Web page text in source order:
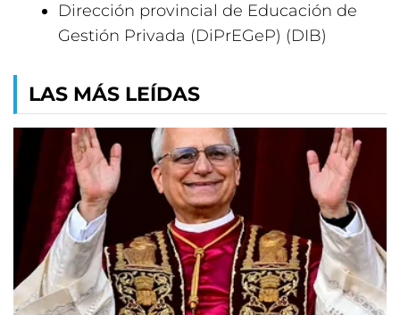
Dirección provincial de Educación de
Gestión Privada (DiPrEGeP) (DIB)
LAS MÁS LEÍDAS